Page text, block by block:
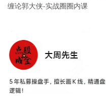
缠论郭大侠-实战圈圈内课